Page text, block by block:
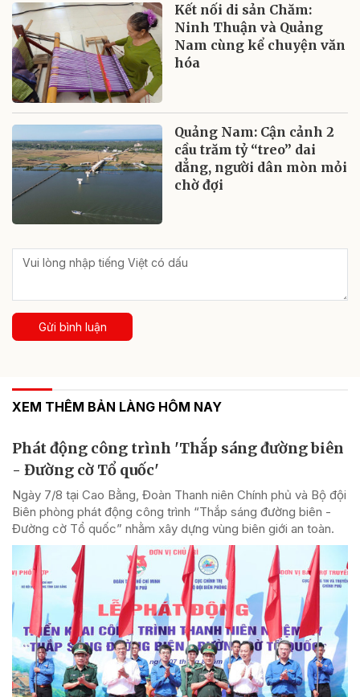
Kết nối di sản Chăm:
Ninh Thuận và Quảng
Nam cùng kể chuyện văn
hóa
Quảng Nam: Cận cảnh 2
cầu trăm tỷ “treo” dai
dẳng, người dân mòn mỏi
chờ đợi
Gửi bình luận
XEM THÊM BẢN LÀNG HÔM NAY
Phát động công trình 'Thắp sáng đường biên
- Đường cờ Tổ quốc'
Ngày 7/8 tại Cao Bằng, Đoàn Thanh niên Chính phủ và Bộ đội
Biên phòng phát động công trình “Thắp sáng đường biên -
Đường cờ Tổ quốc” nhằm xây dựng vùng biên giới an toàn.